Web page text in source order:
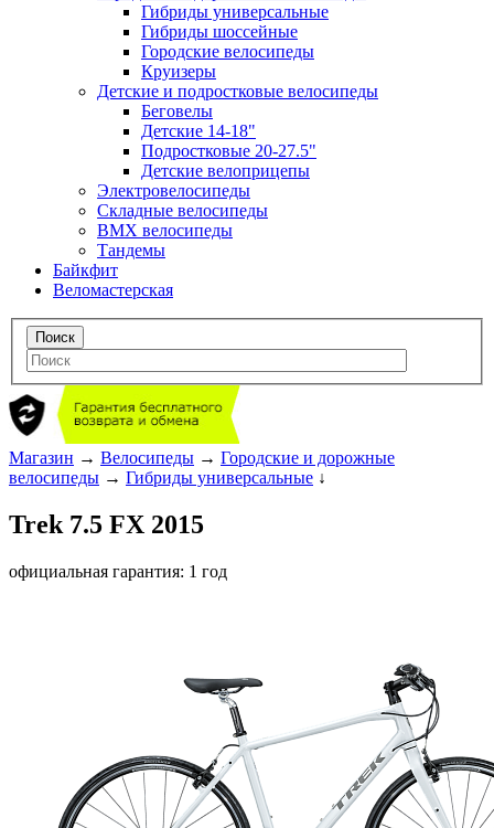
Гибриды универсальные
Гибриды шоссейные
Городские велосипеды
Круизеры
Детские и подростковые велосипеды
Беговелы
Детские 14-18"
Подростковые 20-27.5"
Детские велоприцепы
Электровелосипеды
Складные велосипеды
BMX велосипеды
Тандемы
Байкфит
Веломастерская
Магазин → Велосипеды → Городские и дорожные
велосипеды → Гибриды универсальные ↓
Trek 7.5 FX 2015
официальная гарантия: 1 год